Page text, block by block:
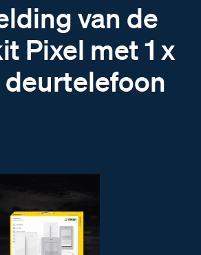
van de
Pixel met 1 x
deurtelefoon